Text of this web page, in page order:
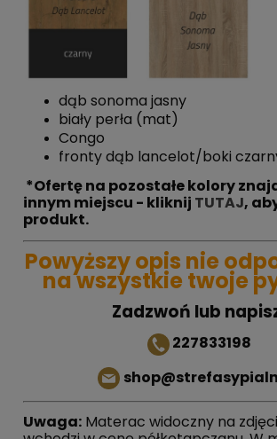
dąb sonoma jasny
biały perła (mat)
Congo
fronty dąb lancelot/boki
*Ofertę na pozostałe kolory
innym miejscu - kliknij TUTAJ,
produkt.
Powyższy opis nie
na wszystkie twoje
Zadzwoń lub
227833198
Uwaga: Materac widoczny na